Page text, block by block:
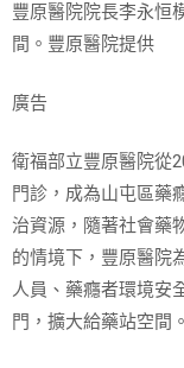
豐原醫院院長李永恒
間。豐原醫院提供
廣告
衛福部立豐原醫院從
門診，成為山屯區藥
治資源，隨著社會藥
的情境下，豐原醫院
人員、藥癮者環境安
門，擴大給藥站空間。